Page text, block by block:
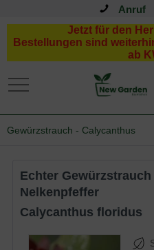
Anruf
Jetzt für den
Bestellungen sind
ab
Gewürzstrauch - Calycanthus
Echter Gewürzstrauch / Karolina-
Nelkenpfeffer
Calycanthus floridus